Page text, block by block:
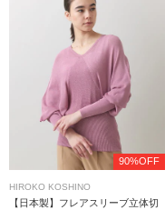
90%OFF
HIROKO KOSHINO
【日本製】フレアスリーブ立体切